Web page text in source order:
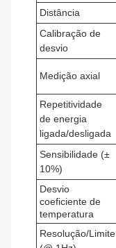
Distância
Calibração de
desvio
Medição axial
Repetitividade
de energia
ligada/desligada
Sensibilidade (±
10%)
Desvio
coeficiente de
temperatura
Resolução/Limite